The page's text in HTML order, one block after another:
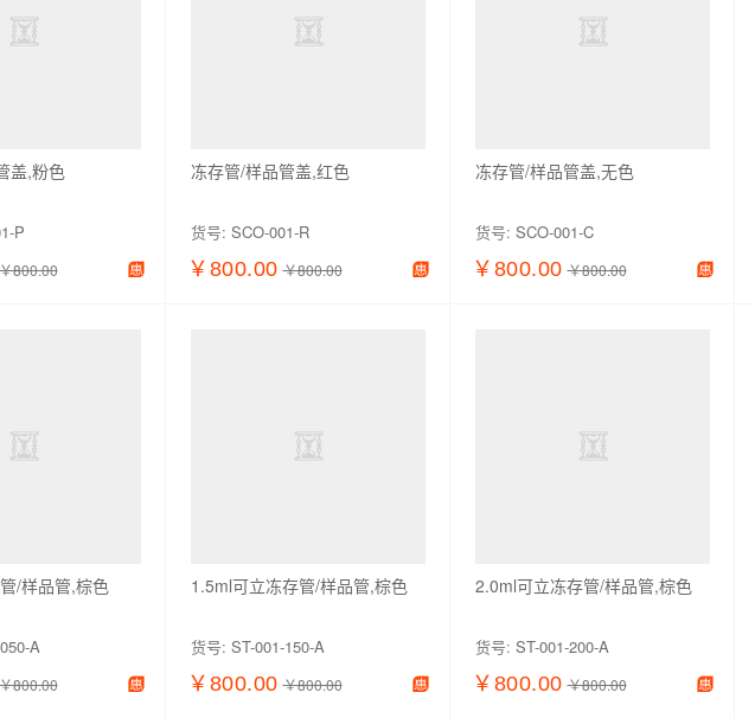
盖,粉色
P
800.00
冻存管/样品管盖,红色
货号: SCO-001-R
￥800.00 ￥800.00
冻存管/样品管盖,无色
货号: SCO-001-C
￥800.00 ￥800.00
/样品管,棕色
A
800.00
1.5ml可立冻存管/样品管,棕色
货号: ST-001-150-A
￥800.00 ￥800.00
2.0ml可立冻存管/样品管,棕色
货号: ST-001-200-A
￥800.00 ￥800.00